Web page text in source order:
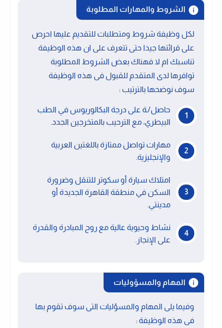
الشروط والمهارات المطلوبة
لكل وظيفة شروط ومتطلبات للتقديم عليها احرص
على قرائتها جيدا حتى تتعرف على ان هذه الوظيفة
تناسبك ام لا فهناك بعض الشروط المطلوبة
توافرها لدى المتقدم للقبول فى هذه الوظيفة
سوف نوضحها بالترتيب :
حاصل/ـة على درجة البكالوريوس في الطب
البيطري، مع الترحيب بالمتخرجين الجدد.
مهارات تواصل ممتازة باللغتين العربية
والإنجليزية.
امتلاك سيارة أو سكوتر للتنقل وضرورة
السكن في منطقة القاهرة الجديدة أو
مدينتي.
نشاط وحيوية عالية مع روح المبادرة والقدرة
على الإنجاز.
المهام والمسؤوليات
وفيما يلى المهام والمسؤليات التى سوف تقوم بها
فى هذه الوظيفة :